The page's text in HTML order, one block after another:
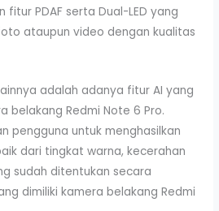
PDAF serta Dual-LED yang
ataupun video dengan kualitas
adalah adanya fitur AI yang
belakang Redmi Note 6 Pro.
pengguna untuk menghasilkan
dari tingkat warna, kecerahan
sudah ditentukan secara
dimiliki kamera belakang Redmi